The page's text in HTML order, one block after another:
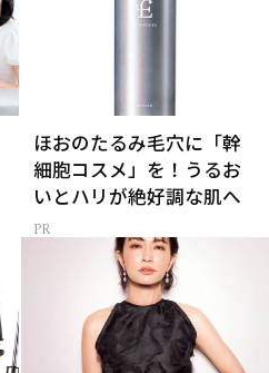
ほおのたるみ毛穴に「幹
細胞コスメ」を！うるお
いとハリが絶好調な肌へ